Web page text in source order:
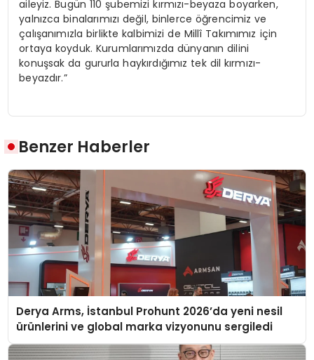
aileyiz. Bugün 110 şubemizi kırmızı-beyaza boyarken,
yalnızca binalarımızı değil, binlerce öğrencimiz ve
çalışanımızla birlikte kalbimizi de Millî Takımımız için
ortaya koyduk. Kurumlarımızda dünyanın dilini
konuşsak da gururla haykırdığımız tek dil kırmızı-
beyazdır.”
Benzer Haberler
Derya Arms, İstanbul Prohunt 2026’da yeni nesil
ürünlerini ve global marka vizyonunu sergiledi